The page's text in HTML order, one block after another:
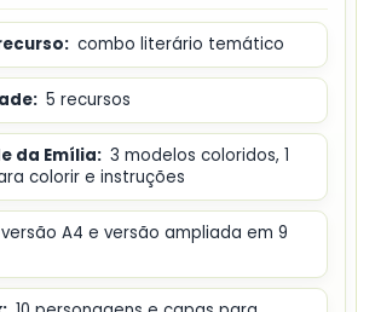
combo literário temático
5 recursos
da Emília: 3 modelos coloridos, 1
colorir e instruções
versão A4 e versão ampliada em 9